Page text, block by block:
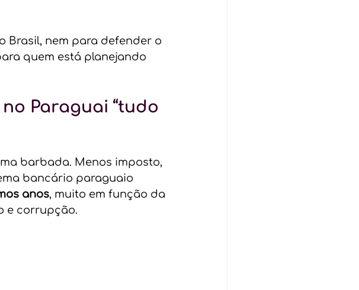
Brasil, nem para defender o
quem está planejando
Paraguai “tudo
barbada. Menos imposto,
bancário paraguaio
anos, muito em função da
e corrupção.